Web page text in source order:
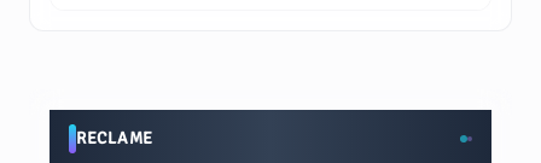
RECLAME